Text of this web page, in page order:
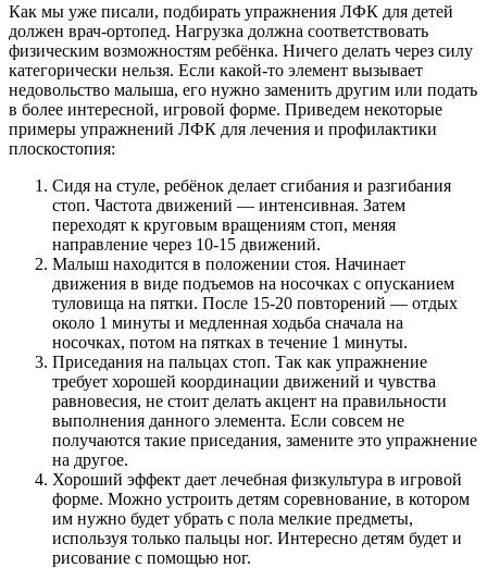
Как мы уже писали, подбирать упражнения ЛФК для детей
должен врач-ортопед. Нагрузка должна соответствовать
физическим возможностям ребёнка. Ничего делать через силу
категорически нельзя. Если какой-то элемент вызывает
недовольство малыша, его нужно заменить другим или подать
в более интересной, игровой форме. Приведем некоторые
примеры упражнений ЛФК для лечения и профилактики
плоскостопия:
Сидя на стуле, ребёнок делает сгибания и разгибания
стоп. Частота движений — интенсивная. Затем
переходят к круговым вращениям стоп, меняя
направление через 10-15 движений.
Малыш находится в положении стоя. Начинает
движения в виде подъемов на носочках с опусканием
туловища на пятки. После 15-20 повторений — отдых
около 1 минуты и медленная ходьба сначала на
носочках, потом на пятках в течение 1 минуты.
Приседания на пальцах стоп. Так как упражнение
требует хорошей координации движений и чувства
равновесия, не стоит делать акцент на правильности
выполнения данного элемента. Если совсем не
получаются такие приседания, замените это упражнение
на другое.
Хороший эффект дает лечебная физкультура в игровой
форме. Можно устроить детям соревнование, в котором
им нужно будет убрать с пола мелкие предметы,
используя только пальцы ног. Интересно детям будет и
рисование с помощью ног.